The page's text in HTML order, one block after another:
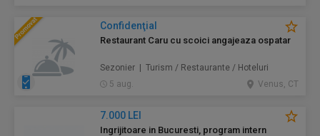
Confidenţial
Restaurant Caru cu scoici angajeaza ospatar
Sezonier | Turism / Restaurante / Hoteluri
5 aug.
Venus, CT
7.000 LEI
Ingrijitoare in Bucuresti, program intern